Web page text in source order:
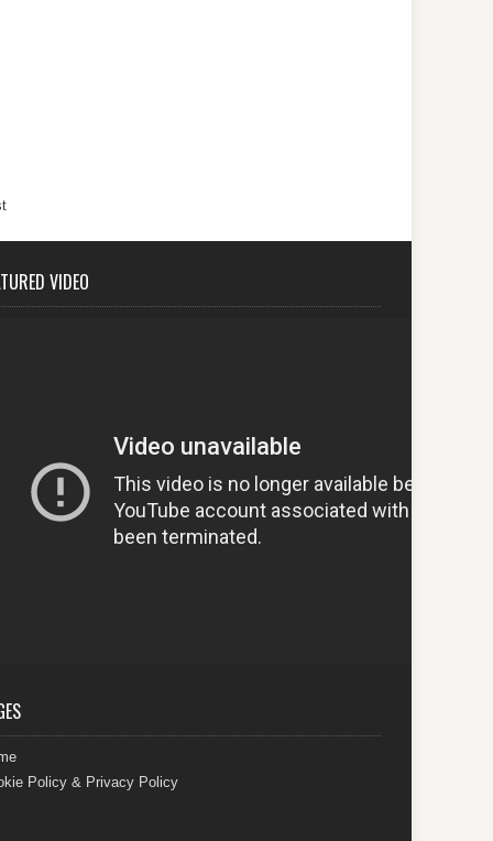
VIDEO
Policy & Privacy Policy